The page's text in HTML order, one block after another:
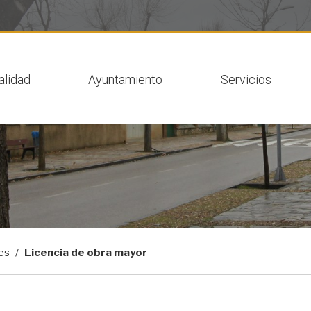
Ayuntamiento Servicios
Licencia de obra mayor